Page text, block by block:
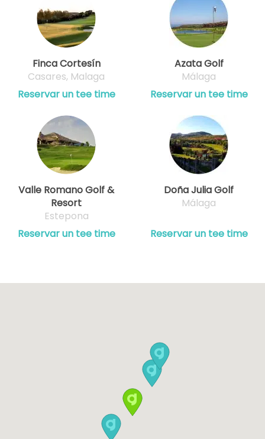
Finca Cortesín
Casares, Malaga
Reservar un tee time
Azata Golf
Málaga
Reservar un tee time
Valle Romano Golf &
Resort
Estepona
Reservar un tee time
Doña Julia Golf
Málaga
Reservar un tee time